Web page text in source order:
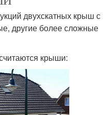
двухскатных крыш с
другие более сложные
крыши: